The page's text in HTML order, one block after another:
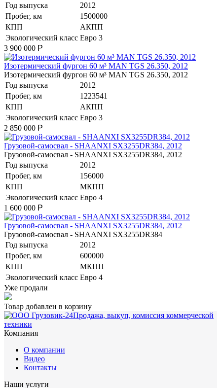
Год выпуска
2012
Пробег, км
1500000
КПП
АКПП
Экологический класс Евро 3
3 900 000 Р
Изотермический фургон 60 м³ MAN TGS 26.350, 2012
Изотермический фургон 60 м³ MAN TGS 26.350, 2012
Год выпуска
2012
Пробег, км
1223541
КПП
АКПП
Экологический класс Евро 3
2 850 000 Р
Грузовой-самосвал - SHAANXI SX3255DR384, 2012
Грузовой-самосвал - SHAANXI SX3255DR384, 2012
Год выпуска
2012
Пробег, км
156000
КПП
МКПП
Экологический класс Евро 4
1 600 000 Р
Грузовой-самосвал - SHAANXI SX3255DR384, 2012
Грузовой-самосвал - SHAANXI SX3255DR384
Год выпуска
2012
Пробег, км
600000
КПП
МКПП
Экологический класс Евро 4
Уже продали
Товар добавлен в корзину
Продажа, выкуп, комиссия коммерческой
техники
Компания
О компании
Видео
Контакты
Наши услуги